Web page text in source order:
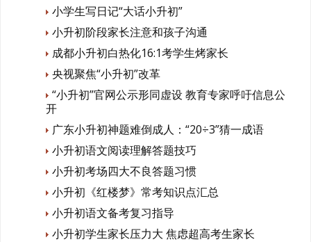
小学生写日记“大话小升初”
小升初阶段家长注意和孩子沟通
成都小升初白热化16:1考学生烤家长
央视聚焦“小升初”改革
“小升初”官网公示形同虚设 教育专家呼吁信息公
开
广东小升初神题难倒成人：“20÷3”猜一成语
小升初语文阅读理解答题技巧
小升初考场四大不良答题习惯
小升初《红楼梦》常考知识点汇总
小升初语文备考复习指导
小升初学生家长压力大 焦虑超高考生家长